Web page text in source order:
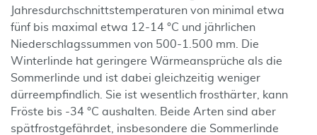
Jahresdurchschnittstemperaturen von minimal etwa
fünf bis maximal etwa 12-14 °C und jährlichen
Niederschlagssummen von 500-1.500 mm. Die
Winterlinde hat geringere Wärmeansprüche als die
Sommerlinde und ist dabei gleichzeitig weniger
dürreempfindlich. Sie ist wesentlich frosthärter, kann
Fröste bis -34 °C aushalten. Beide Arten sind aber
spätfrostgefährdet, insbesondere die Sommerlinde